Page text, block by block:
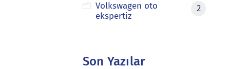
Volkswagen oto
ekspertiz
2
Son Yazılar